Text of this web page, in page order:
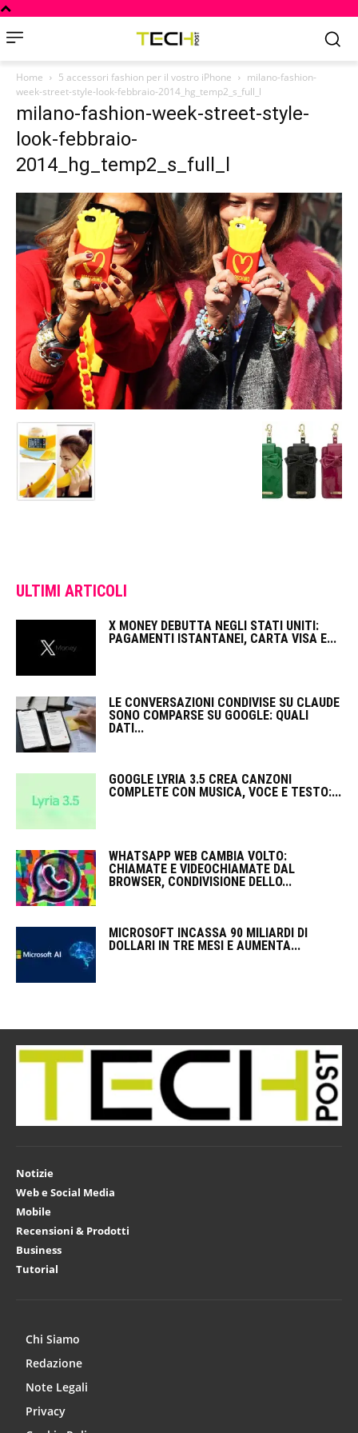
Home 5 accessori fashion per il vostro iPhone
milano-fashion-
week-street-style-look-febbraio-2014_hg_temp2_s_full_l
milano-fashion-week-street-style-
look-febbraio-
2014_hg_temp2_s_full_l
ULTIMI ARTICOLI
X MONEY DEBUTTA NEGLI STATI UNITI:
PAGAMENTI ISTANTANEI, CARTA VISA E...
LE CONVERSAZIONI CONDIVISE SU CLAUDE
SONO COMPARSE SU GOOGLE: QUALI
DATI...
GOOGLE LYRIA 3.5 CREA CANZONI
COMPLETE CON MUSICA, VOCE E TESTO:...
WHATSAPP WEB CAMBIA VOLTO:
CHIAMATE E VIDEOCHIAMATE DAL
BROWSER, CONDIVISIONE DELLO...
MICROSOFT INCASSA 90 MILIARDI DI
DOLLARI IN TRE MESI E AUMENTA...
Notizie
Web e Social Media
Mobile
Recensioni & Prodotti
Business
Tutorial
Chi Siamo
Redazione
Note Legali
Privacy